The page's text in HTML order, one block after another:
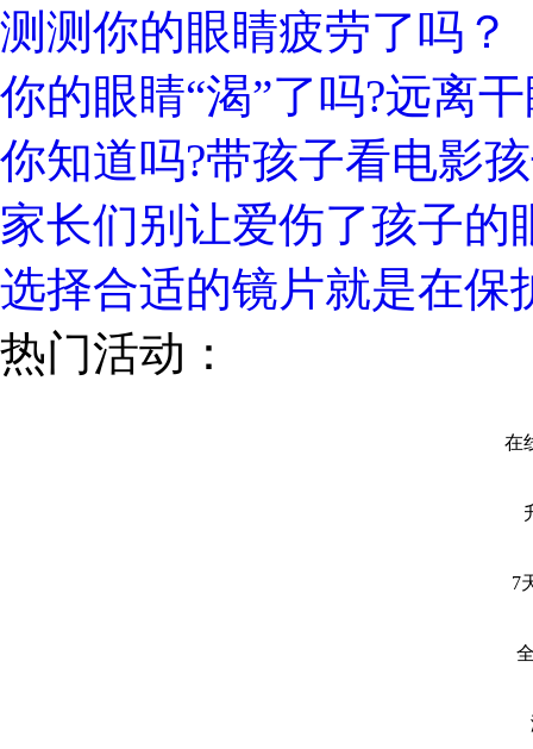
测测你的眼睛疲劳了吗？
你的眼睛“渴”了吗?远离
你知道吗?带孩子看电影
家长们别让爱伤了孩子的
选择合适的镜片就是在保
热门活动：
在
7